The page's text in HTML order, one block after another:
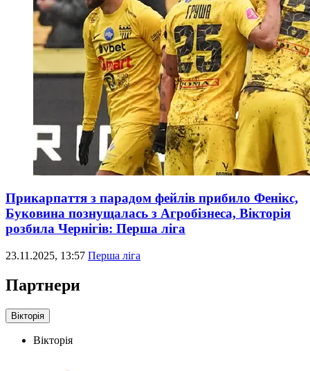
Прикарпаття з парадом фейлів прибило Фенікс,
Буковина познущалась з Агробізнеса, Вікторія
розбила Чернігів: Перша ліга
23.11.2025, 13:57 Перша ліга
Партнери
Вікторія
Вікторія